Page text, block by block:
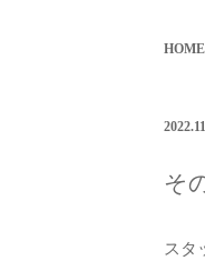
HOME
そ
スタ